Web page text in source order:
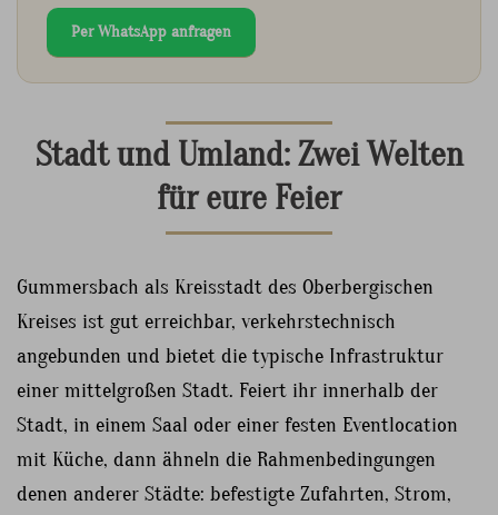
Per WhatsApp anfragen
Stadt und Umland: Zwei Welten
für eure Feier
Gummersbach als Kreisstadt des Oberbergischen
Kreises ist gut erreichbar, verkehrstechnisch
angebunden und bietet die typische Infrastruktur
einer mittelgroßen Stadt. Feiert ihr innerhalb der
Stadt, in einem Saal oder einer festen Eventlocation
mit Küche, dann ähneln die Rahmenbedingungen
denen anderer Städte: befestigte Zufahrten, Strom,